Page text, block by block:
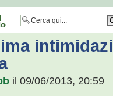
il 09/06/2013, 20:59